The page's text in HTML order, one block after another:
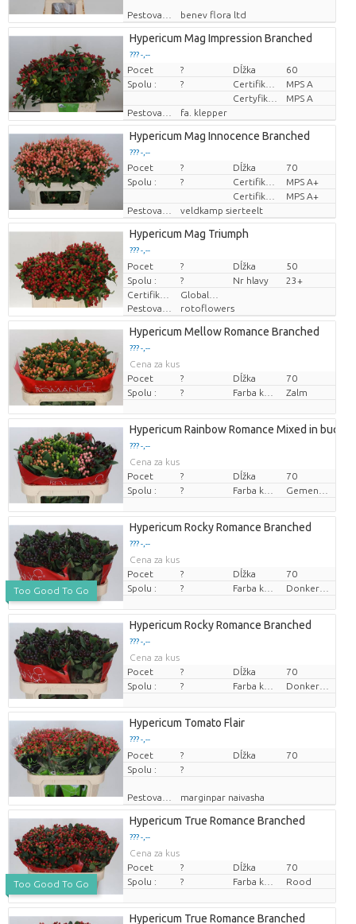
benev flora ltd
Hypericum Mag Impression Branched
??? -,--
Cena za kus
Pocet ? Dĺžka
60
Spolu :
?
MPS A
MPS A
fa. klepper
Hypericum Mag Innocence Branched
??? -,--
Cena za kus
Pocet ? Dĺžka
70
Spolu :
?
MPS A+
MPS A+
veldkamp sierteelt
Hypericum Mag Triumph
??? -,--
Cena za kus
Pocet ? Dĺžka
50
Spolu :
? Nr hlavy
23+
Certifikát MPS.
rotoflowers
Hypericum Mellow Romance Branched
??? -,--
Cena za kus
Pocet
? Dĺžka
70
Spolu :
? Zalm
Hypericum Rainbow Romance Mixed in bucket
??? -,--
Cena za kus
Pocet
? Dĺžka
70
Spolu :
?
Too Good To Go
Hypericum Rocky Romance Branched
??? -,--
Cena za kus
Pocet
? Dĺžka
70
Spolu :
?
Hypericum Rocky Romance Branched
??? -,--
Cena za kus
Pocet
? Dĺžka
70
Spolu :
?
Hypericum Tomato Flair
??? -,--
Cena za kus
Pocet ? Dĺžka
70
Spolu :
?
marginpar naivasha
Too Good To Go
Hypericum True Romance Branched
??? -,--
Cena za kus
Pocet
? Dĺžka
70
Spolu :
? Rood
Hypericum True Romance Branched